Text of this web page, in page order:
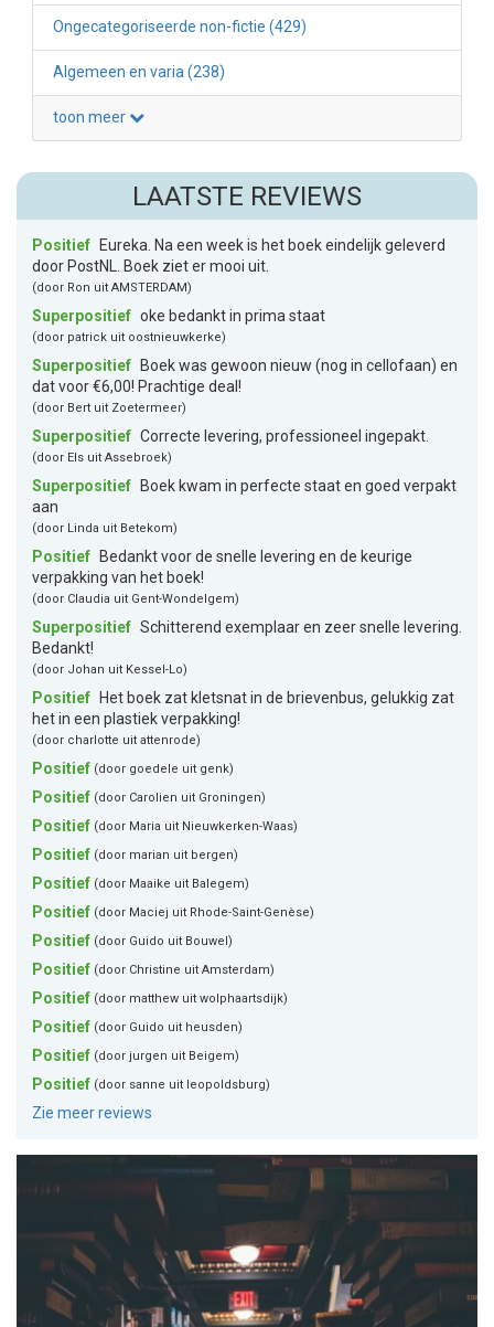
Ongecategoriseerde non-fictie (429)
Algemeen en varia (238)
toon meer
LAATSTE REVIEWS
Positief
Eureka. Na een week is het boek eindelijk geleverd
door PostNL. Boek ziet er mooi uit.
(door Ron uit AMSTERDAM)
Superpositief oke bedankt in prima staat
(door patrick uit oostnieuwkerke)
Superpositief
Boek was gewoon nieuw (nog in cellofaan) en
dat voor €6,00! Prachtige deal!
(door Bert uit Zoetermeer)
Superpositief Correcte levering, professioneel ingepakt.
(door Els uit Assebroek)
Superpositief
Boek kwam in perfecte staat en goed verpakt
aan
(door Linda uit Betekom)
Positief
Bedankt voor de snelle levering en de keurige
verpakking van het boek!
(door Claudia uit Gent-Wondelgem)
Superpositief Schitterend exemplaar en zeer snelle levering.
Bedankt!
(door Johan uit Kessel-Lo)
Positief
Het boek zat kletsnat in de brievenbus, gelukkig zat
het in een plastiek verpakking!
(door charlotte uit attenrode)
Positief (door goedele uit genk)
Positief (door Carolien uit Groningen)
Positief (door Maria uit Nieuwkerken-Waas)
Positief (door marian uit bergen)
Positief (door Maaike uit Balegem)
Positief (door Maciej uit Rhode-Saint-Genèse)
Positief (door Guido uit Bouwel)
Positief (door Christine uit Amsterdam)
Positief (door matthew uit wolphaartsdijk)
Positief (door Guido uit heusden)
Positief (door jurgen uit Beigem)
Positief (door sanne uit leopoldsburg)
Zie meer reviews